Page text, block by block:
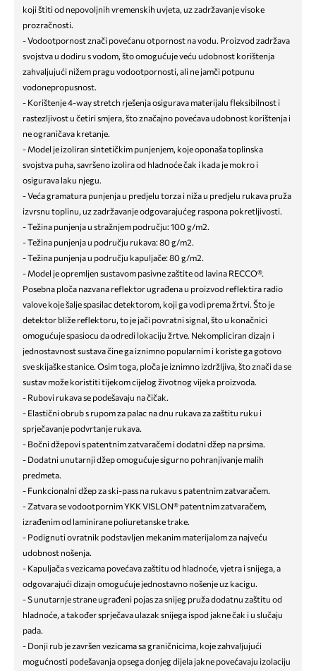
koji štiti od nepovoljnih vremenskih uvjeta, uz zadržavanje visoke
prozračnosti.
- Vodootpornost znači povećanu otpornost na vodu. Proizvod zadržava
svojstva u dodiru s vodom, što omogućuje veću udobnost korištenja
zahvaljujući nižem pragu vodootpornosti, ali ne jamči potpunu
vodonepropusnost.
- Korištenje 4-way stretch rješenja osigurava materijalu fleksibilnost i
rastezljivost u četiri smjera, što značajno povećava udobnost korištenja i
ne ograničava kretanje.
- Model je izoliran sintetičkim punjenjem, koje oponaša toplinska
svojstva puha, savršeno izolira od hladnoće čak i kada je mokro i
osigurava laku njegu.
- Veća gramatura punjenja u predjelu torza i niža u predjelu rukava pruža
izvrsnu toplinu, uz zadržavanje odgovarajućeg raspona pokretljivosti.
- Težina punjenja u stražnjem području: 100 g/m2.
- Težina punjenja u području rukava: 80 g/m2.
- Težina punjenja u području kapuljače: 80 g/m2.
- Model je opremljen sustavom pasivne zaštite od lavina RECCO®.
Posebna ploča nazvana reflektor ugrađena u proizvod reflektira radio
valove koje šalje spasilac detektorom, koji ga vodi prema žrtvi. Što je
detektor bliže reflektoru, to je jači povratni signal, što u konačnici
omogućuje spasiocu da odredi lokaciju žrtve. Nekompliciran dizajn i
jednostavnost sustava čine ga iznimno popularnim i koriste ga gotovo
sve skijaške stanice. Osim toga, ploča je iznimno izdržljiva, što znači da se
sustav može koristiti tijekom cijelog životnog vijeka proizvoda.
- Rubovi rukava se podešavaju na čičak.
- Elastični obrub s rupom za palac na dnu rukava za zaštitu ruku i
sprječavanje podvrtanje rukava.
- Bočni džepovi s patentnim zatvaračem i dodatni džep na prsima.
- Dodatni unutarnji džep omogućuje sigurno pohranjivanje malih
predmeta.
- Funkcionalni džep za ski-pass na rukavu s patentnim zatvaračem.
- Zatvara se vodootpornim YKK VISLON® patentnim zatvaračem,
izrađenim od laminirane poliuretanske trake.
- Podignuti ovratnik podstavljen mekanim materijalom za najveću
udobnost nošenja.
- Kapuljača s vezicama povećava zaštitu od hladnoće, vjetra i snijega, a
odgovarajući dizajn omogućuje jednostavno nošenje uz kacigu.
- S unutarnje strane ugrađeni pojas za snijeg pruža dodatnu zaštitu od
hladnoće, a također sprječava ulazak snijega ispod jakne čak i u slučaju
pada.
- Donji rub je završen vezicama sa graničnicima, koje zahvaljujući
mogućnosti podešavanja opsega donjeg dijela jakne povećavaju izolaciju